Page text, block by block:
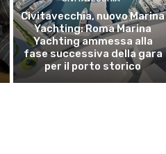
Civitavecchia, nuovo Marina
Yachting: Roma Marina
Yachting ammessa alla
fase successiva della gara
per il porto storico